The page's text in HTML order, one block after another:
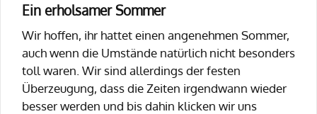
Ein erholsamer Sommer
Wir hoffen, ihr hattet einen angenehmen Sommer,
auch wenn die Umstände natürlich nicht besonders
toll waren. Wir sind allerdings der festen
Überzeugung, dass die Zeiten irgendwann wieder
besser werden und bis dahin klicken wir uns